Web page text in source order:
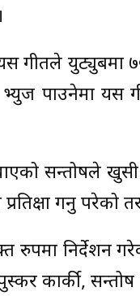
गीतले युट्युबमा
पाउनेमा यस
सन्तोषले
गर्नु
निर्देशन
पुस्कर कार्की,